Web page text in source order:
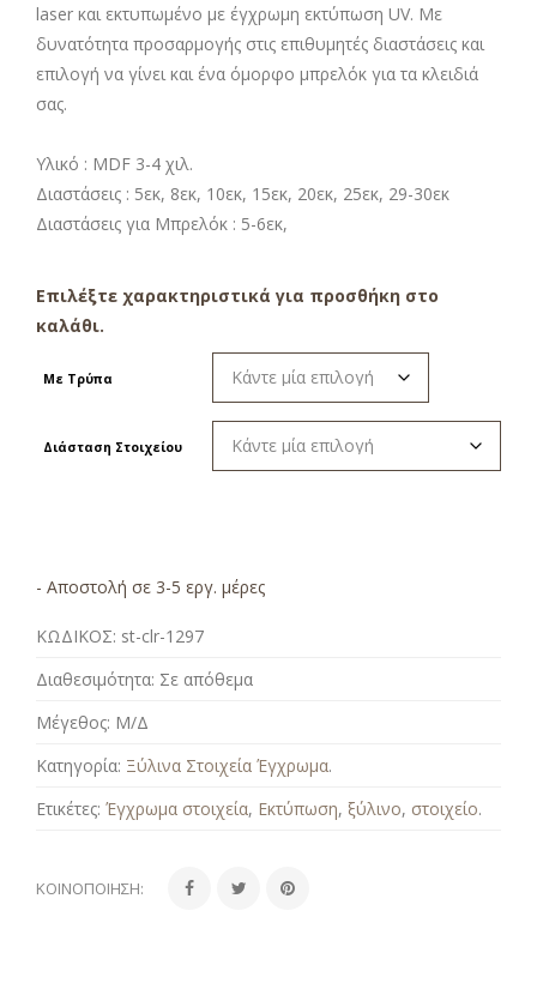
laser και εκτυπωμένο με έγχρωμη εκτύπωση UV. Με
δυνατότητα προσαρμογής στις επιθυμητές διαστάσεις και
επιλογή να γίνει και ένα όμορφο μπρελόκ για τα κλειδιά
σας.
Υλικό : MDF 3-4 χιλ.
Διαστάσεις : 5εκ, 8εκ, 10εκ, 15εκ, 20εκ, 25εκ, 29-30εκ
Διαστάσεις για Μπρελόκ : 5-6εκ,
Επιλέξτε χαρακτηριστικά για προσθήκη στο
καλάθι.
Με Τρύπα
Διάσταση Στοιχείου
- Αποστολή σε 3-5 εργ. μέρες
ΚΩΔΙΚΟΣ: st-clr-1297
Διαθεσιμότητα: Σε απόθεμα
Μέγεθος: Μ/Δ
Κατηγορία: Ξύλινα Στοιχεία Έγχρωμα.
Ετικέτες: Έγχρωμα στοιχεία, Εκτύπωση, ξύλινο, στοιχείο.
ΚΟΙΝΟΠΟΊΗΣΗ: